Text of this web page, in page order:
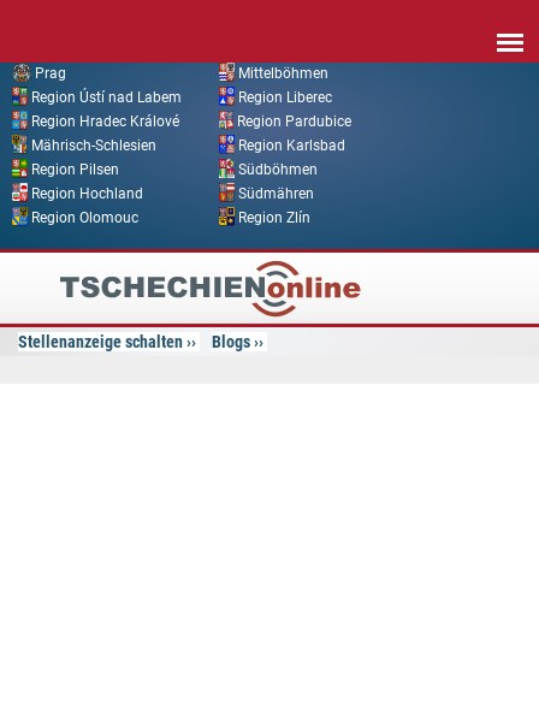
Prag
Mittelböhmen
Region Ústí nad Labem
Region Liberec
Region Hradec Králové
Region Pardubice
Mährisch-Schlesien
Region Karlsbad
Region Pilsen
Südböhmen
Region Hochland
Südmähren
Region Olomouc
Region Zlín
Tschechien
Online
Stellenanzeige schalten Blogs